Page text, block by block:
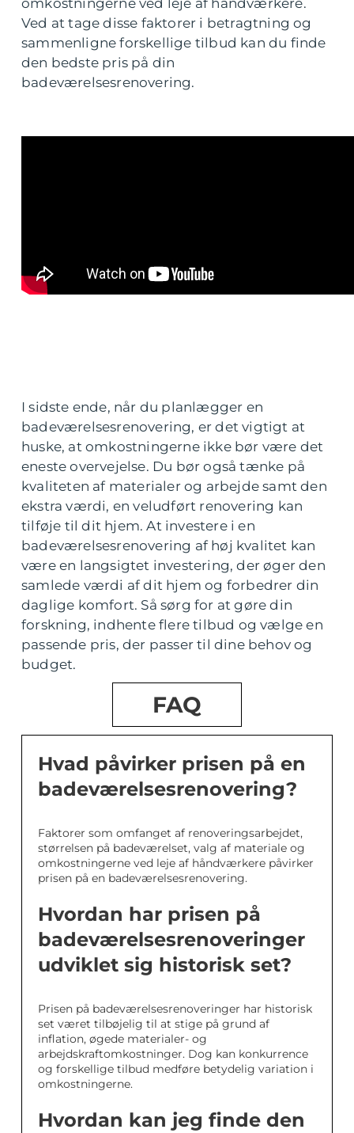
omkostningerne ved leje af håndværkere.
Ved at tage disse faktorer i betragtning og
sammenligne forskellige tilbud kan du finde
den bedste pris på din
badeværelsesrenovering.
I sidste ende, når du planlægger en
badeværelsesrenovering, er det vigtigt at
huske, at omkostningerne ikke bør være det
eneste overvejelse. Du bør også tænke på
kvaliteten af materialer og arbejde samt den
ekstra værdi, en veludført renovering kan
tilføje til dit hjem. At investere i en
badeværelsesrenovering af høj kvalitet kan
være en langsigtet investering, der øger den
samlede værdi af dit hjem og forbedrer din
daglige komfort. Så sørg for at gøre din
forskning, indhente flere tilbud og vælge en
passende pris, der passer til dine behov og
budget.
FAQ
Hvad påvirker prisen på en
badeværelsesrenovering?
Faktorer som omfanget af renoveringsarbejdet,
størrelsen på badeværelset, valg af materiale og
omkostningerne ved leje af håndværkere påvirker
prisen på en badeværelsesrenovering.
Hvordan har prisen på
badeværelsesrenoveringer
udviklet sig historisk set?
Prisen på badeværelsesrenoveringer har historisk
set været tilbøjelig til at stige på grund af
inflation, øgede materialer- og
arbejdskraftomkostninger. Dog kan konkurrence
og forskellige tilbud medføre betydelig variation i
omkostningerne.
Hvordan kan jeg finde den